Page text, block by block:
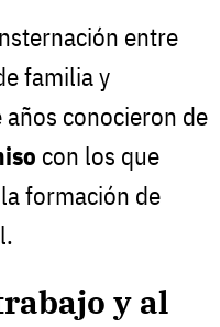
entre
familia y
conocieron de
con los que
formación de
y al